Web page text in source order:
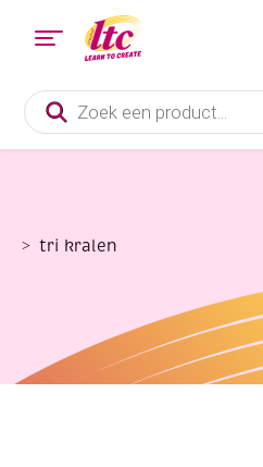
Producten
zoeken
tri kralen